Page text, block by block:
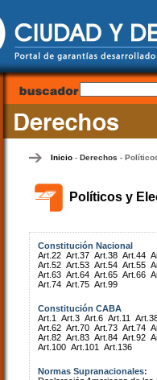
Inicio- Derechos -
Políticos y
Constitución Nacional
Art.22 Art.37 Art.38 Art.44
Art.52 Art.53 Art.54 Art.55
Art.63 Art.64 Art.65 Art.66
Art.74 Art.75 Art.99
Constitución CABA
Art.1
Art.3 Art.6 Art.11
Art.62 Art.70 Art.73 Art.74
Art.82 Art.83 Art.84 Art.92
Art.100 Art.101 Art.136
Normas Supranacionales: